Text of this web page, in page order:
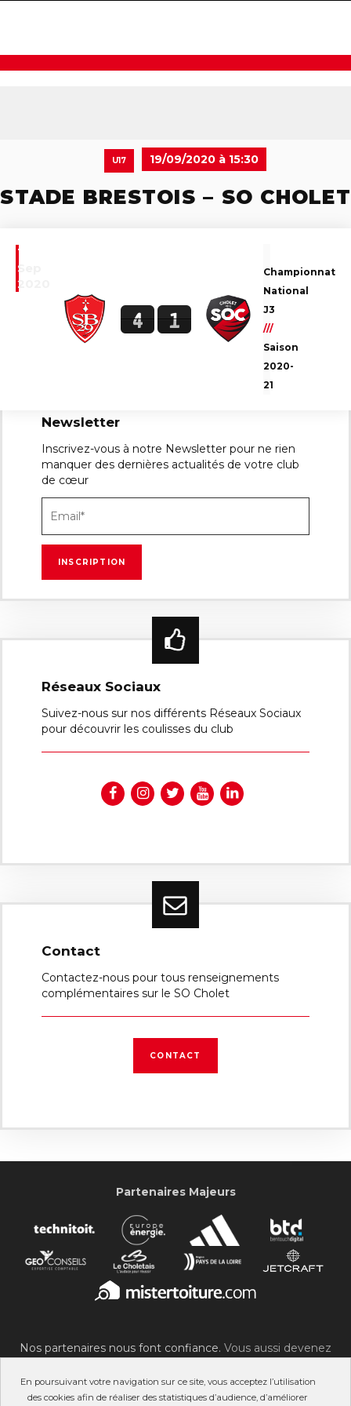
En poursuivant votre navigation sur ce site, vous acceptez l’utilisation
des cookies afin de réaliser des statistiques d’audience, d’améliorer
U17 19/09/2020 à 15:30
STADE BRESTOIS – SO CHOLET
19
Sep
2020
4 1
Championnat
National
J3
///
Saison
2020-
21
Newsletter
Inscrivez-vous à notre Newsletter pour ne rien
manquer des dernières actualités de votre club
de cœur
Réseaux Sociaux
Suivez-nous sur nos différents Réseaux Sociaux
pour découvrir les coulisses du club
Contact
Contactez-nous pour tous renseignements
complémentaires sur le SO Cholet
CONTACT
Partenaires Majeurs
Nos partenaires nous font confiance. Vous aussi devenez